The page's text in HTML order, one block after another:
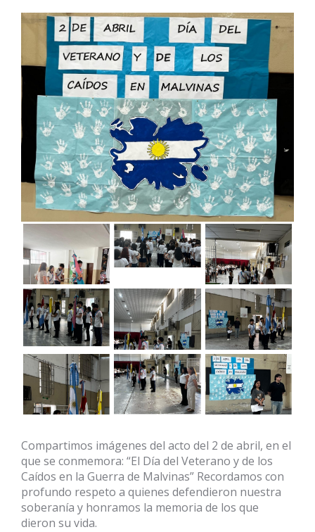
Compartimos imágenes del acto del 2 de abril, en el
que se conmemora: “El Día del Veterano y de los
Caídos en la Guerra de Malvinas” Recordamos con
profundo respeto a quienes defendieron nuestra
soberanía y honramos la memoria de los que
dieron su vida.